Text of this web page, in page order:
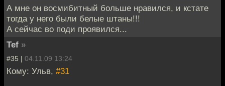
А мне он восмибитный больше нравился, и кстате
тогда у него были белые штаны!!!
А сейчас во поди проявился...
Tef »
#35 | 04.11.09 13:24
Кому: Ульв, #31